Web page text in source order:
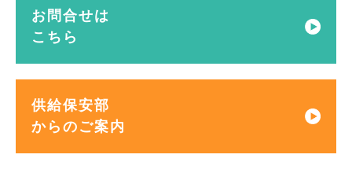
お問合せは
こちら
供給保安部
からのご案内